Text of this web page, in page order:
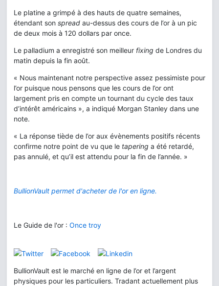
Le platine a grimpé à des hauts de quatre semaines,
étendant son spread au-dessus des cours de l’or à un pic
de deux mois à 120 dollars par once.
Le palladium a enregistré son meilleur fixing de Londres du
matin depuis la fin août.
« Nous maintenant notre perspective assez pessimiste pour
l’or puisque nous pensons que les cours de l’or ont
largement pris en compte un tournant du cycle des taux
d’intérêt américains », a indiqué Morgan Stanley dans une
note.
« La réponse tiède de l’or aux évènements positifs récents
confirme notre point de vu que le tapering a été retardé,
pas annulé, et qu’il est attendu pour la fin de l’année. »
BullionVault permet d'acheter de l'or en ligne.
Le Guide de l'or : Once troy
BullionVault est le marché en ligne de l’or et l’argent
physiques pour les particuliers. Tradant actuellement plus